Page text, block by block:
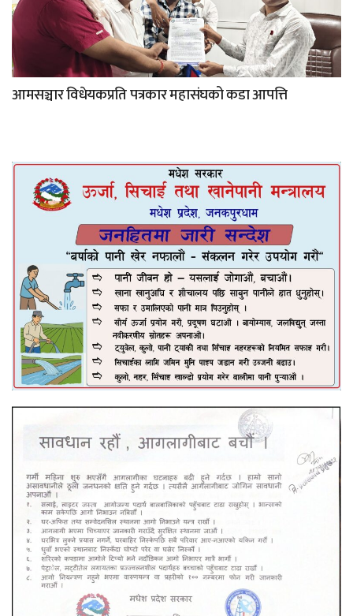
आमसञ्चार विधेयकप्रति पत्रकार महासंघको कडा आपत्ति